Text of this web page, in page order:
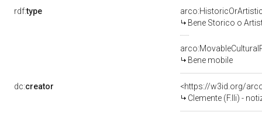
rdf:type
Bene Storico o
Bene mobile
dc:creator
<https://w3id.org/
Clemente (F.lli) -